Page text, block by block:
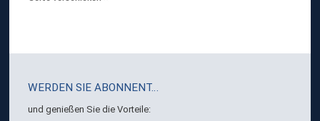
WERDEN SIE ABONNENT…
und genießen Sie die Vorteile: